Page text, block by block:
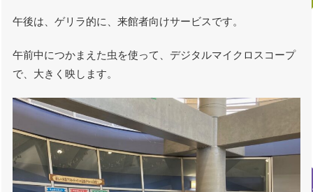
午後は、ゲリラ的に、来館者向けサービスです。
午前中につかまえた虫を使って、デジタルマイクロスコープ
で、大きく映します。